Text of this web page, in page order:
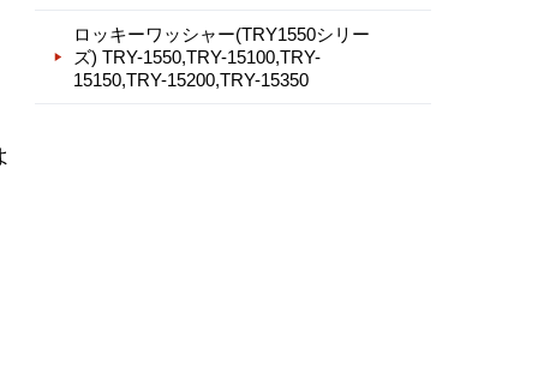
ロッキーワッシャー(TRY1550シリー
ズ) TRY-1550,TRY-15100,TRY-
15150,TRY-15200,TRY-15350